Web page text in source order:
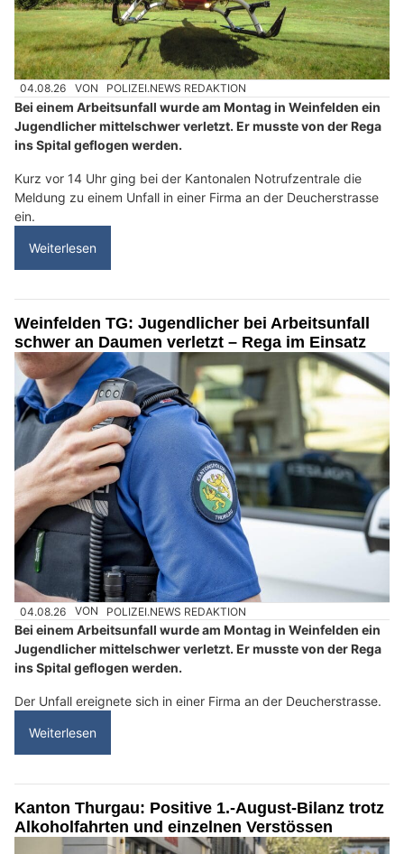
04.08.26 VON POLIZEI.NEWS REDAKTION
Bei einem Arbeitsunfall wurde am Montag in Weinfelden ein
Jugendlicher mittelschwer verletzt. Er musste von der Rega
ins Spital geflogen werden.
Kurz vor 14 Uhr ging bei der Kantonalen Notrufzentrale die
Meldung zu einem Unfall in einer Firma an der Deucherstrasse
ein.
Weiterlesen
Weinfelden TG: Jugendlicher bei Arbeitsunfall
schwer an Daumen verletzt – Rega im Einsatz
04.08.26 VON POLIZEI.NEWS REDAKTION
Bei einem Arbeitsunfall wurde am Montag in Weinfelden ein
Jugendlicher mittelschwer verletzt. Er musste von der Rega
ins Spital geflogen werden.
Der Unfall ereignete sich in einer Firma an der Deucherstrasse.
Weiterlesen
Kanton Thurgau: Positive 1.-August-Bilanz trotz
Alkoholfahrten und einzelnen Verstössen